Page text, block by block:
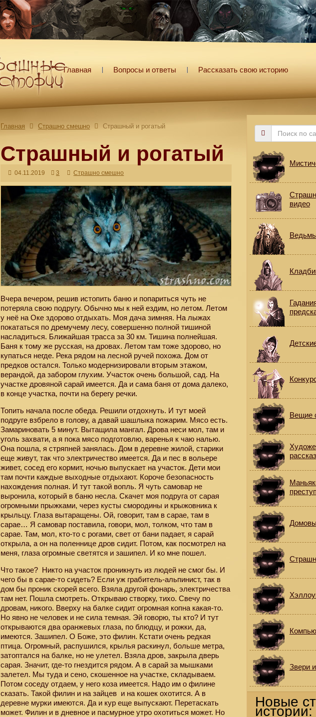
Главная Вопросы и ответы Рассказать свою историю
Главная Страшно смешно Страшный и рогатый
Страшный и рогатый
04.11.2019 3 Страшно смешно
Вчера вечером, решив истопить баню и попариться чуть не
потеряла свою подругу. Обычно мы к ней ездим, но летом. Летом
у неё на Оке здорово отдыхать. Моя дача зимняя. На лыжах
покататься по дремучему лесу, совершенно полной тишиной
насладиться. Ближайшая трасса за 30 км. Тишина полнейшая.
Баня к тому же русская, на дровах. Летом там тоже здорово, но
купаться негде. Река рядом на лесной ручей похожа. Дом от
предков остался. Только модернизировали вторым этажом,
верандой, да забором глухим. Участок очень большой, сад. На
участке дровяной сарай имеется. Да и сама баня от дома далеко,
в конце участка, почти на берегу речки.
Топить начала после обеда. Решили отдохнуть. И тут моей
подруге взбрело в голову, а давай шашлыка пожарим. Мясо есть.
Замариновать 5 минут. Вытащила мангал. Дрова неси мол, там и
уголь захвати, а я пока мясо подготовлю, варенья к чаю налью.
Она пошла, я стряпней занялась. Дом в деревне жилой, старики
еще живут, так что электричество имеется. Да и пес в вольере
живет, сосед его кормит, ночью выпускает на участок. Дети мои
там почти каждые выходные отдыхают. Короче безопасность
нахождения полная. И тут такой вопль. Я чуть самовар не
выронила, который в баню несла. Скачет моя подруга от сарая
огромными прыжками, через кусты смородины и крыжовника к
крыльцу. Глаза вытаращены. Ой, говорит, там в сарае, там в
сарае… Я самовар поставила, говори, мол, толком, что там в
сарае. Там, мол, кто-то с рогами, свет от бани падает, я сарай
открыла, а он на поленнице дров сидит. Потом, как посмотрел на
меня, глаза огромные светятся и зашипел. И ко мне пошел.
Что такое? Никто на участок проникнуть из людей не смог бы. И
чего бы в сарае-то сидеть? Если уж грабитель-альпинист, так в
дом бы проник скорей всего. Взяла другой фонарь, электричества
там нет. Пошла смотреть. Открываю створку, тихо. Свечу по
дровам, никого. Вверху на балке сидит огромная копна какая-то.
Но явно не человек и не сила темная. Эй говорю, ты кто? И тут
открываются два оранжевых глаза, по блюдцу, и рожки, да,
имеются. Зашипел. О Боже, это филин. Кстати очень редкая
птица. Огромный, распушился, крылья раскинул, больше метра,
затоптался на балке, но не улетел. Взяла дров, закрыла дверь
сарая. Значит, где-то гнездится рядом. А в сарай за мышками
залетел. Мы туда и сено, скошенное на участке, складываем.
Потом соседу отдаем, у него коза имеется. Надо им о филине
сказать. Такой филин и на зайцев и на кошек охотится. А в
деревне мурки имеются. Да и кур еще выпускают. Перетаскать
может. Филин и в дневное и пасмурное утро охотиться может. Но
Поиск
видео
Вещие
Звери
Новые
истории: